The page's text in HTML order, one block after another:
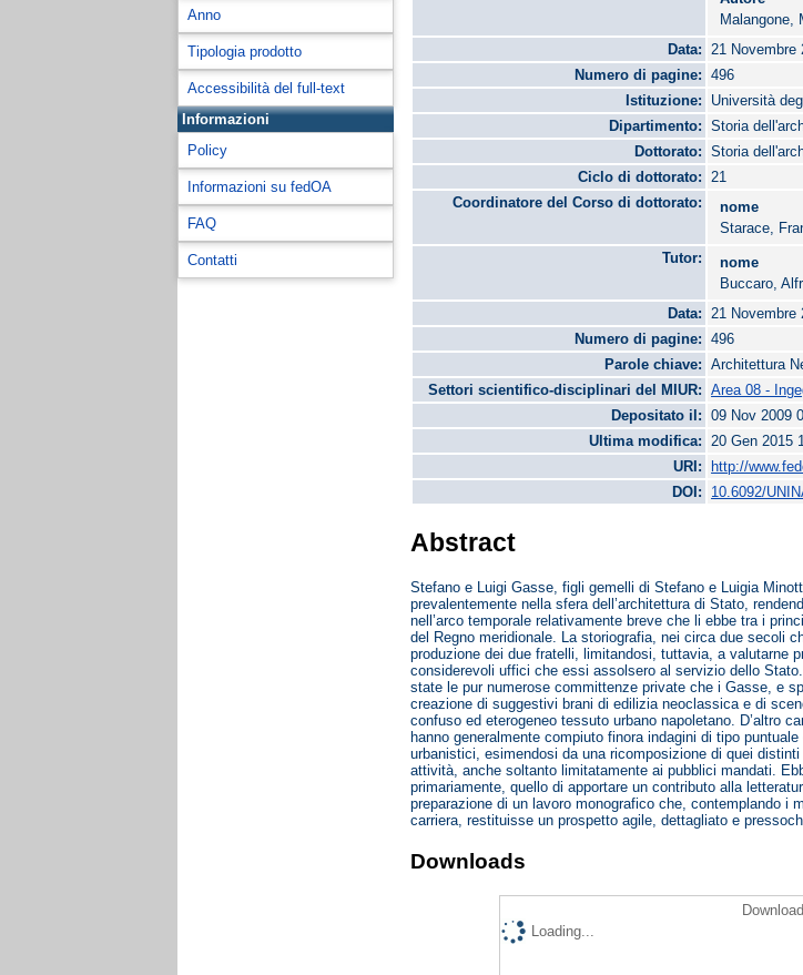
Anno
Tipologia prodotto
Accessibilità del full-text
Informazioni
Policy
Informazioni su fedOA
FAQ
Contatti
Malangone,
Data:
21 Novembre
Numero di pagine:
496
Istituzione:
Università
Dipartimento:
Storia
Dottorato:
Storia
Ciclo di dottorato:
21
Coordinatore del Corso di dottorato:
nome
Starace,
Tutor:
nome
Buccaro,
Data:
21 Novembre
Numero di pagine:
496
Parole chiave:
Architettura
Settori scientifico-disciplinari del MIUR:
Area 08 -
Depositato il:
09 Nov 2009
Ultima modifica:
20 Gen 2015
URI:
http://
DOI:
10.6092/
Abstract
Stefano e Luigi Gasse, figli gemelli di Stefano e Luigia
prevalentemente nella sfera dell’architettura di Stato,
nell’arco temporale relativamente breve che li ebbe tra i
del Regno meridionale. La storiografia, nei circa due secoli
produzione dei due fratelli, limitandosi, tuttavia, a valutarne
considerevoli uffici che essi assolsero al servizio dello
state le pur numerose committenze private che i Gasse, e
creazione di suggestivi brani di edilizia neoclassica e di
confuso ed eterogeneo tessuto urbano napoletano. D’altro
hanno generalmente compiuto finora indagini di tipo
urbanistici, esimendosi da una ricomposizione di quei
attività, anche soltanto limitatamente ai pubblici mandati.
primariamente, quello di apportare un contributo alla
preparazione di un lavoro monografico che, contemplando i
carriera, restituisse un prospetto agile, dettagliato e
Downloads
Loading...